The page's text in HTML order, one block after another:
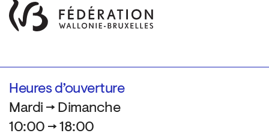
Heures d’ouverture
Mardi → Dimanche
10:00 → 18:00